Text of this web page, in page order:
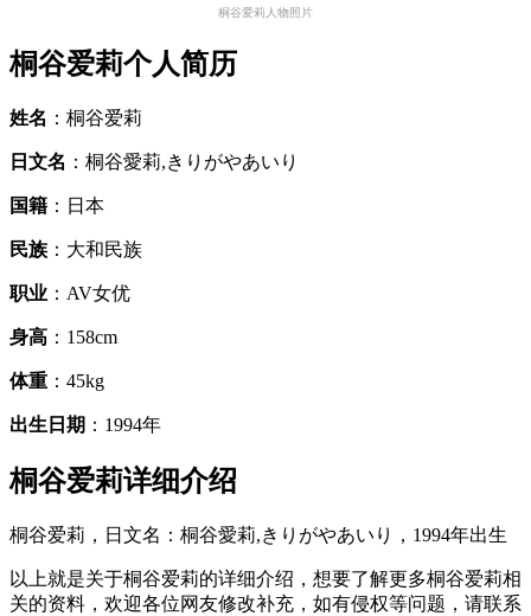
桐谷爱莉人物照片
桐谷爱莉个人简历
姓名 ：桐谷爱莉
日文名 ：桐谷愛莉,きりがやあいり
国籍 ：日本
民族 ：大和民族
职业 ：AV女优
身高 ：158cm
体重 ：45kg
出生日期 ：1994年
桐谷爱莉详细介绍
桐谷爱莉，日文名：桐谷愛莉,きりがやあいり，1994年出生
以上就是关于桐谷爱莉的详细介绍，想要了解更多桐谷爱莉相
关的资料，欢迎各位网友修改补充，如有侵权等问题，请联系